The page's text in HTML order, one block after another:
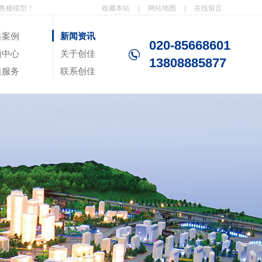
收藏本站 | 网站地图 | 在线留言
楼模型！
020-85668601
13808885877
例 新闻资讯
心
关于创佳
务
联系创佳